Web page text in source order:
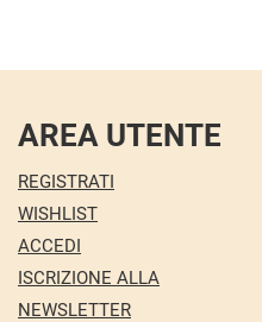
AREA UTENTE
REGISTRATI
WISHLIST
ACCEDI
ISCRIZIONE ALLA
NEWSLETTER